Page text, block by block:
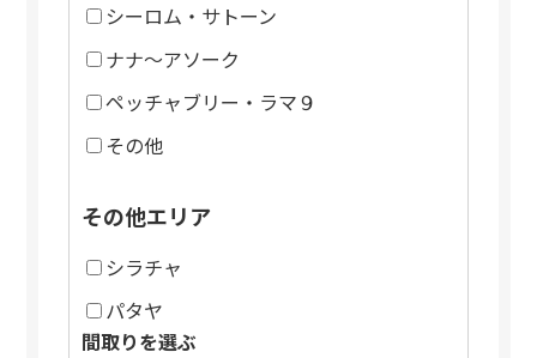
シーロム・サトーン
ナナ～アソーク
ペッチャブリー・ラマ９
その他
その他エリア
シラチャ
パタヤ
間取りを選ぶ